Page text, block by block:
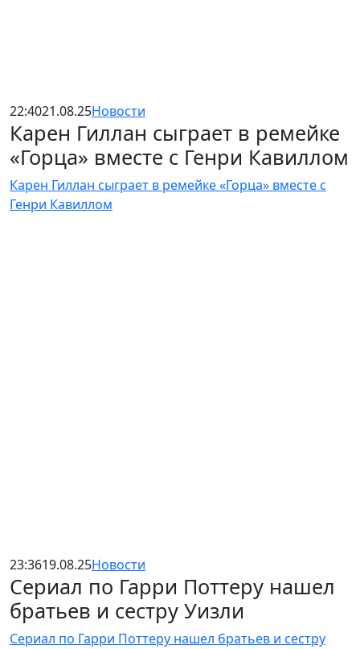
22:4021.08.25Новости
Карен Гиллан сыграет в ремейке
«Горца» вместе с Генри Кавиллом
Карен Гиллан сыграет в ремейке «Горца» вместе с
Генри Кавиллом
23:3619.08.25Новости
Сериал по Гарри Поттеру нашел
братьев и сестру Уизли
Сериал по Гарри Поттеру нашел братьев и сестру